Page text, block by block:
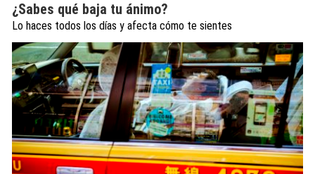
¿Sabes qué baja tu ánimo?
Lo haces todos los días y afecta cómo te sientes